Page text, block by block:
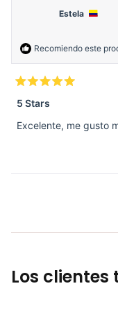
Estela
Recomiendo este
Calificado
5
de
5
estrellas
5 Stars
Excelente, me gusto
Los